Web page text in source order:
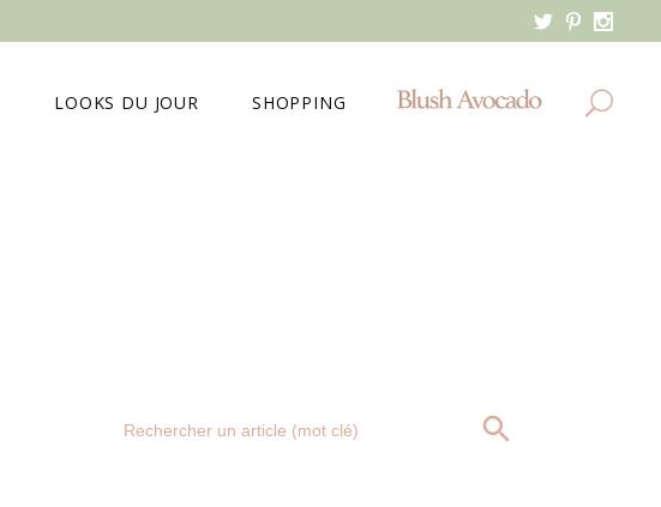
LOOKS DU JOUR SHOPPING
for:
SEARCH BUTTON